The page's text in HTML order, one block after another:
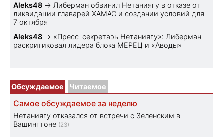
Aleks48 → Либерман обвинил Нетаниягу в отказе от
ликвидации главарей ХАМАС и создании условий для
7 октября
Aleks48 → «Пресс-секретарь Нетаниягу»: Либерман
раскритиковал лидера блока МЕРЕЦ и «Аводы»
Обсуждаемое Читаемое
Самое обсуждаемое за неделю
Нетаниягу отказался от встречи с Зеленским в
Вашингтоне (23)